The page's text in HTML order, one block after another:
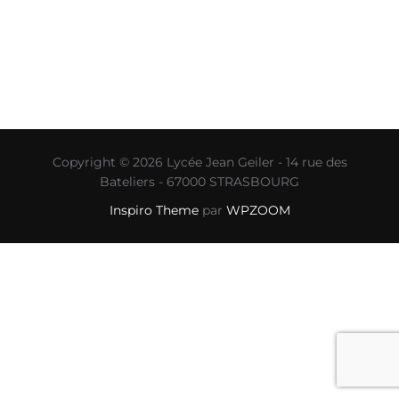
Copyright © 2026 Lycée Jean Geiler - 14 rue des
Bateliers - 67000 STRASBOURG
Inspiro Themepar WPZOOM